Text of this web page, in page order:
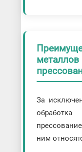
металлов
За
ним